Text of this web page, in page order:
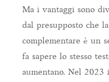
Ma i vantaggi sono
dal presupposto che
complementare è un
fa sapere lo stesso
aumentano. Nel